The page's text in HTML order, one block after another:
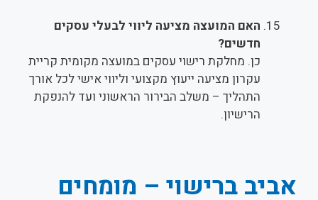
האם המועצה מציעה ליווי לבעלי עסקים
חדשים?
כן. מחלקת רישוי עסקים במועצה מקומית קריית
עקרון מציעה ייעוץ מקצועי וליווי אישי לכל אורך
התהליך – משלב הבירור הראשוני ועד להנפקת
הרישיון.
אביב ברישוי – מומחים